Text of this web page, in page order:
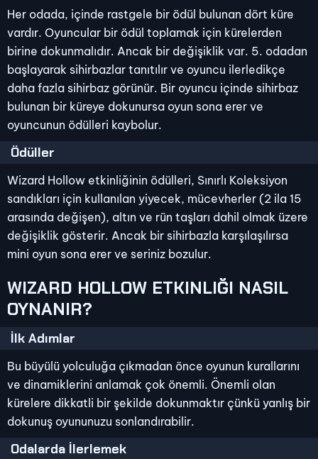
Her odada, içinde rastgele bir ödül bulunan dört küre
vardır. Oyuncular bir ödül toplamak için kürelerden
birine dokunmalıdır. Ancak bir değişiklik var. 5. odadan
başlayarak sihirbazlar tanıtılır ve oyuncu ilerledikçe
daha fazla sihirbaz görünür. Bir oyuncu içinde sihirbaz
bulunan bir küreye dokunursa oyun sona erer ve
oyuncunun ödülleri kaybolur.
Ödüller
Wizard Hollow etkinliğinin ödülleri, Sınırlı Koleksiyon
sandıkları için kullanılan yiyecek, mücevherler (2 ila 15
arasında değişen), altın ve rün taşları dahil olmak üzere
değişiklik gösterir. Ancak bir sihirbazla karşılaşılırsa
mini oyun sona erer ve seriniz bozulur.
WIZARD HOLLOW ETKINLIĞI NASIL
OYNANIR?
İlk Adımlar
Bu büyülü yolculuğa çıkmadan önce oyunun kurallarını
ve dinamiklerini anlamak çok önemli. Önemli olan
kürelere dikkatli bir şekilde dokunmaktır çünkü yanlış bir
dokunuş oyununuzu sonlandırabilir.
Odalarda İlerlemek